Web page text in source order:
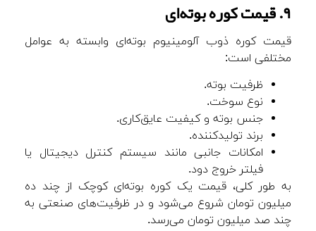
۹. قیمت کوره بوته‌ای
قیمت کوره ذوب آلومینیوم بوته‌ای وابسته به عوامل
مختلفی است:
ظرفیت بوته.
نوع سوخت.
جنس بوته و کیفیت عایق‌کاری.
برند تولیدکننده.
امکانات جانبی مانند سیستم کنترل دیجیتال یا
فیلتر خروج دود.
به طور کلی، قیمت یک کوره بوته‌ای کوچک از چند ده
میلیون تومان شروع می‌شود و در ظرفیت‌های صنعتی به
چند صد میلیون تومان می‌رسد.